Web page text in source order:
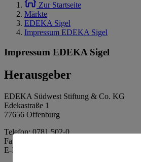
Zur Startseite
Märkte
EDEKA Sigel
Impressum EDEKA Sigel
Impressum EDEKA Sigel
Herausgeber
EDEKA Südwest Stiftung & Co. KG
Edekastraße 1
77656 Offenburg
Telefon: 0781 502-0
Fax: 0781 502-6180
E-Mail: kundenservice@edeka-suedwest.de